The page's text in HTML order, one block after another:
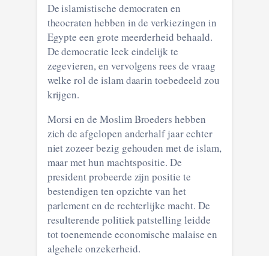
De islamistische democraten en
theocraten hebben in de verkiezingen in
Egypte een grote meerderheid behaald.
De democratie leek eindelijk te
zegevieren, en vervolgens rees de vraag
welke rol de islam daarin toebedeeld zou
krijgen.
Morsi en de Moslim Broeders hebben
zich de afgelopen anderhalf jaar echter
niet zozeer bezig gehouden met de islam,
maar met hun machtspositie. De
president probeerde zijn positie te
bestendigen ten opzichte van het
parlement en de rechterlijke macht. De
resulterende politiek patstelling leidde
tot toenemende economische malaise en
algehele onzekerheid.